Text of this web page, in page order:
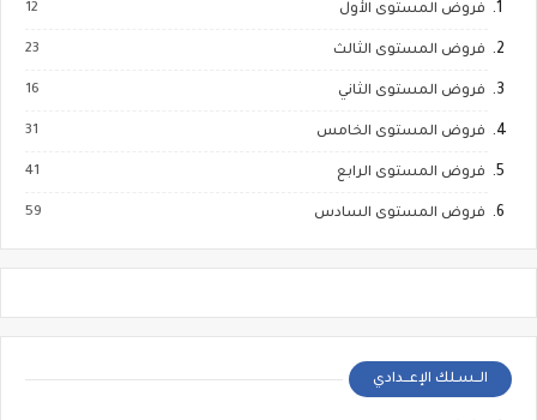
فروض المستوى الأول 12
فروض المستوى الثالث 23
فروض المستوى الثاني 16
فروض المستوى الخامس 31
فروض المستوى الرابع 41
فروض المستوى السادس 59
الــسـلك الإعــدادي